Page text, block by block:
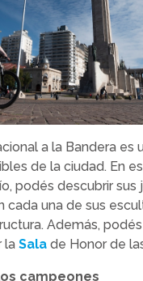
a la Bandera es
de la ciudad. En
podés descubrir sus
cada una de sus
Además, podés
la Sala de Honor de
campeones